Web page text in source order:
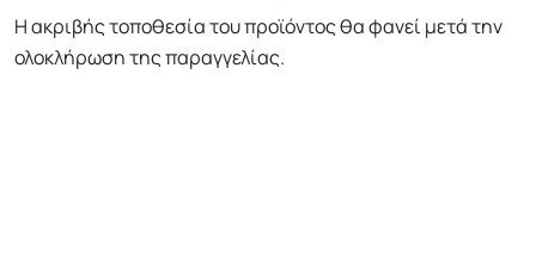
Η ακριβής τοποθεσία του προϊόντος θα φανεί μετά την
ολοκλήρωση της παραγγελίας.